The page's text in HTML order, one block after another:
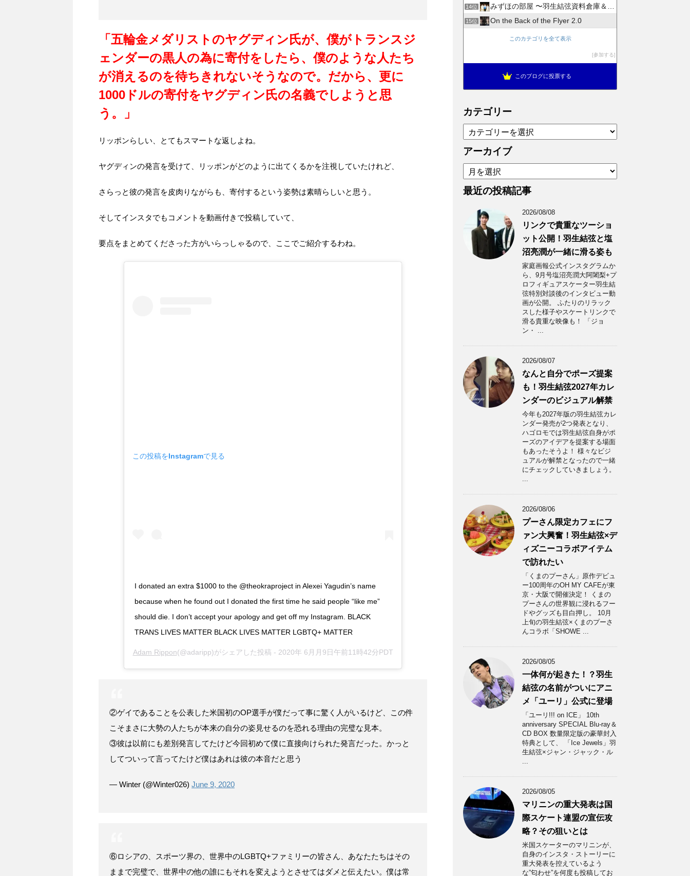
「五輪金メダリストのヤグディン氏が、僕がトランスジ
ェンダーの黒人の為に寄付をしたら、僕のような人たち
が消えるのを待ちきれないそうなので。だから、更に
1000ドルの寄付をヤグディン氏の名義でしようと思
う。」
リッポンらしい、とてもスマートな返しよね。
ヤグディンの発言を受けて、リッポンがどのように出てくるかを注視していたけれど、
さらっと彼の発言を皮肉りながらも、寄付するという姿勢は素晴らしいと思う。
そしてインスタでもコメントを動画付きで投稿していて、
要点をまとめてくださった方がいらっしゃるので、ここでご紹介するわね。
この投稿をInstagramで見る
I donated an extra $1000 to the @theokraproject in Alexei Yagudin’s name
because when he found out I donated the first time he said people “like me”
should die. I don’t accept your apology and get off my Instagram. BLACK
TRANS LIVES MATTER BLACK LIVES MATTER LGBTQ+ MATTER
Adam Rippon(@adaripp)がシェアした投稿 - 2020年 6月月9日午前11時42分PDT
②ゲイであることを公表した米国初のOP選手が僕だって事に驚く人がいるけど、この件
こそまさに大勢の人たちが本来の自分の姿見せるのを恐れる理由の完璧な見本。
③彼は以前にも差別発言してたけど今回初めて僕に直接向けられた発言だった。かっと
してついって言ってたけど僕はあれは彼の本音だと思う
— Winter (@Winter026) June 9, 2020
⑥ロシアの、スポーツ界の、世界中のLGBTQ+ファミリーの皆さん、あなたたちはその
ままで完璧で、世界中の他の誰にもそれを変えようとさせてはダメと伝えたい。僕は常
14位 みずほの部屋 〜羽生結弦資料倉庫＆徒然日記〜
15位 On the Back of the Flyer 2.0
このカテゴリを全て表示
参加する
このブログに投票する
カテゴリー
テ
ゴ
ー
アーカイブ
ア
ー
カ
最近の投稿記事
2026/08/08
リンクで貴重なツーショ
ット公開！羽生結弦と塩
沼亮潤が一緒に滑る姿も
家庭画報公式インスタグラムか
ら、9月号塩沼亮潤大阿闍梨+プ
ロフィギュアスケーター羽生結
弦特別対談後のインタビュー動
画が公開。 ふたりのリラック
スした様子やスケートリンクで
滑る貴重な映像も！ 「ジョ
ン・ ...
2026/08/07
なんと自分でポーズ提案
も！羽生結弦2027年カレ
ンダーのビジュアル解禁
今年も2027年版の羽生結弦カレ
ンダー発売が2つ発表となり、
ハゴロモでは羽生結弦自身がポ
ーズのアイデアを提案する場面
もあったそうよ！ 様々なビジ
ュアルが解禁となったので一緒
にチェックしていきましょう。
...
2026/08/06
プーさん限定カフェにフ
ァン大興奮！羽生結弦×デ
ィズニーコラボアイテム
で訪れたい
「くまのプーさん」原作デビュ
ー100周年のOH MY CAFEが東
京・大阪で開催決定！ くまの
プーさんの世界観に浸れるフー
ドやグッズも目白押し。 10月
上旬の羽生結弦×くまのプーさ
んコラボ「SHOWE ...
2026/08/05
一体何が起きた！？羽生
結弦の名前がついにアニ
メ「ユーリ」公式に登場
「ユーリ!!! on ICE」 10th
anniversary SPECIAL Blu-ray＆
CD BOX 数量限定版の豪華封入
特典として、 「Ice Jewels」羽
生結弦×ジャン・ジャック・ル
...
2026/08/05
マリニンの重大発表は国
際スケート連盟の宣伝攻
略？その狙いとは
米国スケーターのマリニンが、
自身のインスタ・ストーリーに
重大発表を控えているよう
な”匂わせ”を何度も投稿してお